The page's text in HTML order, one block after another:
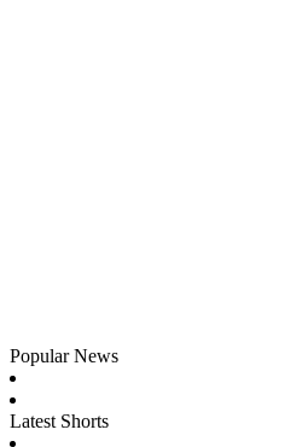
Popular News
Latest Shorts